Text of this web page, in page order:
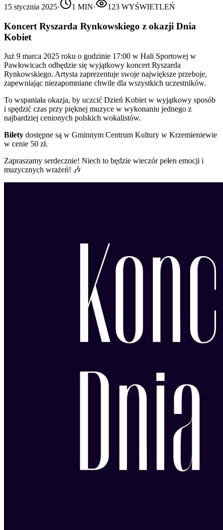
15 stycznia 2025· 1 MIN· 123 WYŚWIETLEŃ
Koncert Ryszarda Rynkowskiego z okazji Dnia
Kobiet
Już 9 marca 2025 roku o godzinie 17:00 w Hali Sportowej w
Pawłowicach odbędzie się wyjątkowy koncert Ryszarda
Rynkowskiego. Artysta zaprezentuje swoje największe przeboje,
zapewniając niezapomniane chwile dla wszystkich uczestników.
To wspaniała okazja, by uczcić Dzień Kobiet w wyjątkowy sposób
i spędzić czas przy pięknej muzyce w wykonaniu jednego z
najbardziej cenionych polskich wokalistów.
Bilety dostępne są w Gminnym Centrum Kultury w Krzemieniewie
w cenie 50 zł.
Zapraszamy serdecznie! Niech to będzie wieczór pełen emocji i
muzycznych wrażeń! 🎶